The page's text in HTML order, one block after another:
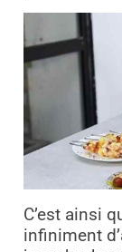
C’est ainsi
infiniment